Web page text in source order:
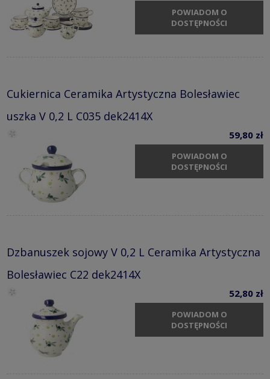
POWIADOM O
DOSTĘPNOŚCI
Cukiernica Ceramika Artystyczna Bolesławiec
uszka V 0,2 L C035 dek2414X
59,80 zł
POWIADOM O
DOSTĘPNOŚCI
Dzbanuszek sojowy V 0,2 L Ceramika Artystyczna
Bolesławiec C22 dek2414X
52,80 zł
POWIADOM O
DOSTĘPNOŚCI